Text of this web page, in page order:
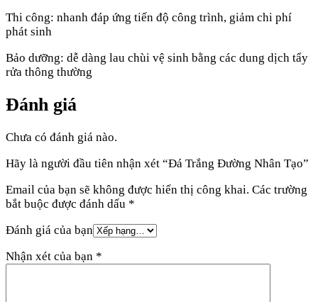
Thi công: nhanh đáp ứng tiến độ công trình, giảm chi phí
phát sinh
Bảo dưỡng: dễ dàng lau chùi vệ sinh bằng các dung dịch tẩy
rửa thông thường
Đánh giá
Chưa có đánh giá nào.
Hãy là người đầu tiên nhận xét “Đá Trắng Đường Nhân Tạo”
Email của bạn sẽ không được hiển thị công khai. Các trường
bắt buộc được đánh dấu *
Đánh giá của bạn
Nhận xét của bạn *